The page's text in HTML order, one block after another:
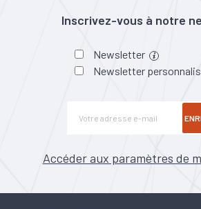
Inscrivez-vous à notre
Newsletter
Newsletter
Accéder aux paramètres de